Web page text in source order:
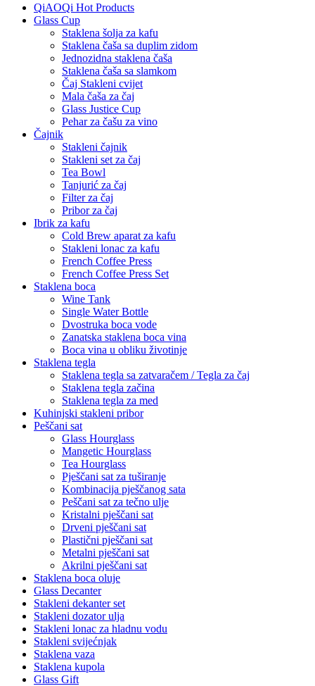
QiAOQi Hot Products
Glass Cup
Staklena šolja za kafu
Staklena čaša sa duplim zidom
Jednozidna staklena čaša
Staklena čaša sa slamkom
Čaj Stakleni cvijet
Mala čaša za čaj
Glass Justice Cup
Pehar za čašu za vino
Čajnik
Stakleni čajnik
Stakleni set za čaj
Tea Bowl
Tanjurić za čaj
Filter za čaj
Pribor za čaj
Ibrik za kafu
Cold Brew aparat za kafu
Stakleni lonac za kafu
French Coffee Press
French Coffee Press Set
Staklena boca
Wine Tank
Single Water Bottle
Dvostruka boca vode
Zanatska staklena boca vina
Boca vina u obliku životinje
Staklena tegla
Staklena tegla sa zatvaračem / Tegla za čaj
Staklena tegla začina
Staklena tegla za med
Kuhinjski stakleni pribor
Peščani sat
Glass Hourglass
Mangetic Hourglass
Tea Hourglass
Pješčani sat za tuširanje
Kombinacija pješčanog sata
Peščani sat za tečno ulje
Kristalni pješčani sat
Drveni pješčani sat
Plastični pješčani sat
Metalni pješčani sat
Akrilni pješčani sat
Staklena boca oluje
Glass Decanter
Stakleni dekanter set
Stakleni dozator ulja
Stakleni lonac za hladnu vodu
Stakleni svijećnjak
Staklena vaza
Staklena kupola
Glass Gift